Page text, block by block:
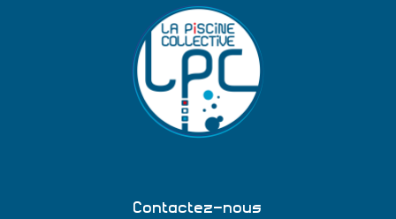
Contactez-nous